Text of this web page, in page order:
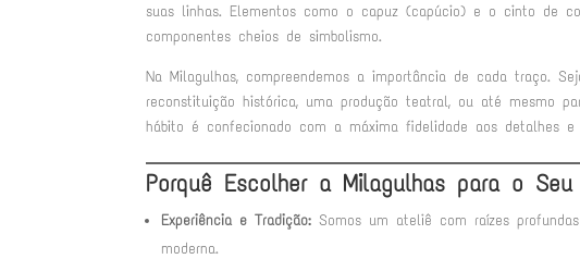
suas linhas. Elementos como o capuz (capúcio) e o cinto de
componentes cheios de simbolismo.
Na Milagulhas, compreendemos a importância de cada traço.
reconstituição histórica, uma produção teatral, ou até mesmo
hábito é confecionado com a máxima fidelidade aos detalhes
Porquê Escolher a Milagulhas para o
Experiência e Tradição: Somos um ateliê com raízes
moderna.